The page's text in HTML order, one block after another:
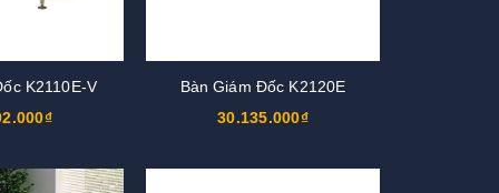
K2110E-V
Bàn Giám Đốc K2120E
30.135.000₫